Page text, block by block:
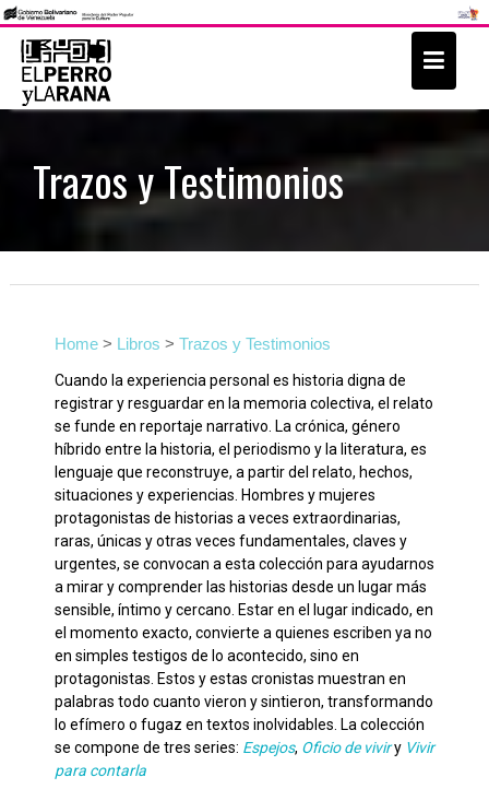
Trazos y Testimonios
Home> Libros > Trazos y Testimonios
Cuando la experiencia personal es historia digna de
registrar y resguardar en la memoria colectiva, el relato
se funde en reportaje narrativo. La crónica, género
híbrido entre la historia, el periodismo y la literatura, es
lenguaje que reconstruye, a partir del relato, hechos,
situaciones y experiencias. Hombres y mujeres
protagonistas de historias a veces extraordinarias,
raras, únicas y otras veces fundamentales, claves y
urgentes, se convocan a esta colección para ayudarnos
a mirar y comprender las historias desde un lugar más
sensible, íntimo y cercano. Estar en el lugar indicado, en
el momento exacto, convierte a quienes escriben ya no
en simples testigos de lo acontecido, sino en
protagonistas. Estos y estas cronistas muestran en
palabras todo cuanto vieron y sintieron, transformando
lo efímero o fugaz en textos inolvidables. La colección
se compone de tres series: Espejos, Oficio de viviry Vivir
para contarla